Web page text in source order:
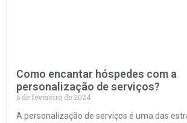
Como encantar hóspedes com a
personalização de serviços?
6 de fevereiro de 2024
A personalização de serviços é uma das